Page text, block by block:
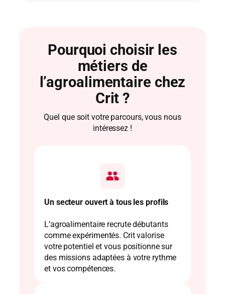
Pourquoi choisir les
métiers de
l’agroalimentaire chez
Crit ?
Quel que soit votre parcours, vous nous
intéressez !
Un secteur ouvert à tous les profils
L’agroalimentaire recrute débutants
comme expérimentés. Crit valorise
votre potentiel et vous positionne sur
des missions adaptées à votre rythme
et vos compétences.